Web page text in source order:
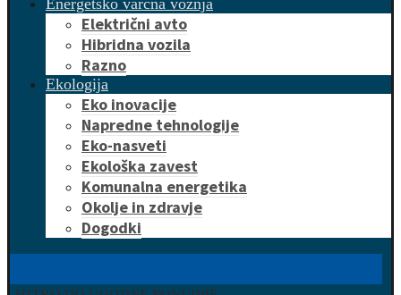
Energetsko varčna vožnja
Električni avto
Hibridna vozila
Razno
Ekologija
Eko inovacije
Napredne tehnologije
Eko-nasveti
Ekološka zavest
Komunalna energetika
Okolje in zdravje
Dogodki